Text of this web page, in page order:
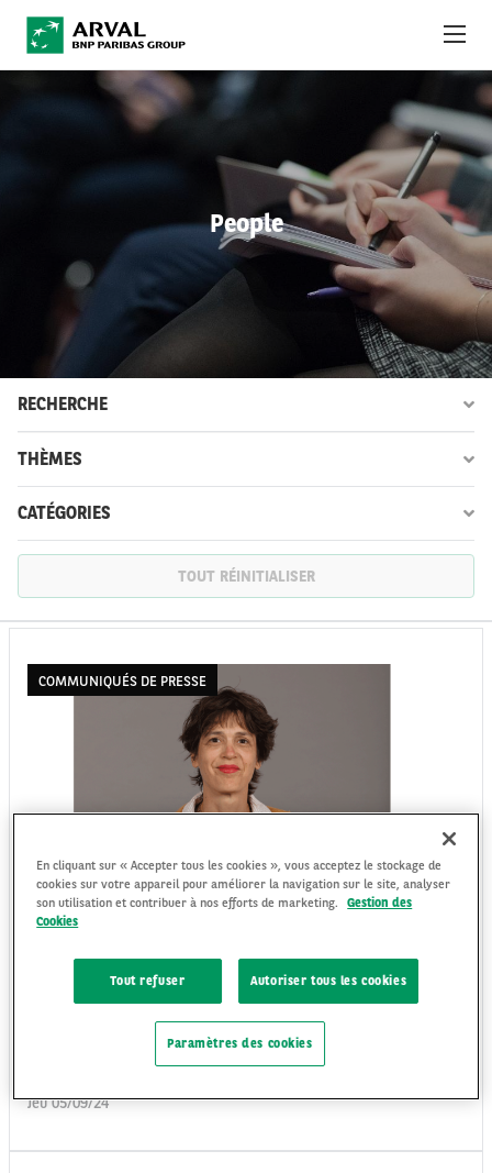
Aller au contenu principal
People
RECHERCHE
THÈMES
CATÉGORIES
TOUT RÉINITIALISER
COMMUNIQUÉS DE PRESSE
MARIE-LAURE SOULAINE EST NOMMÉE
INSTITUTIONNELLES D’ARVAL
Arval, acteur majeur de la location longue durée de véhicules et
spécialiste des solutions de mobilité en Europe, annonce la nomination
de Marie-Laure Soulaine au poste de Directrice des Relations
Jeu 05/09/24
DÉVELOPPEMENT DURABLE
DEBT INVESTORS
CAREERS
En cliquant sur « Accepter tous les cookies », vous acceptez le stockage de
cookies sur votre appareil pour améliorer la navigation sur le site, analyser
son utilisation et contribuer à nos efforts de marketing.
Gestion des
Cookies
Tout refuser Autoriser tous les cookies
Paramètres des cookies